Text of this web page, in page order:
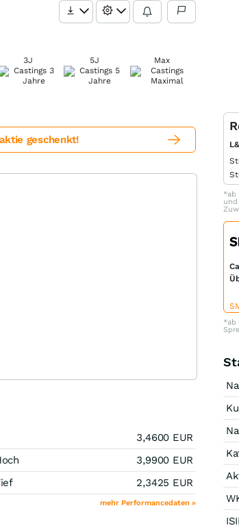
3J 5J Max
geschenkt!
3,4600 EUR
3,9900 EUR
2,3425 EUR
mehr Performancedaten »
*ab
*ab